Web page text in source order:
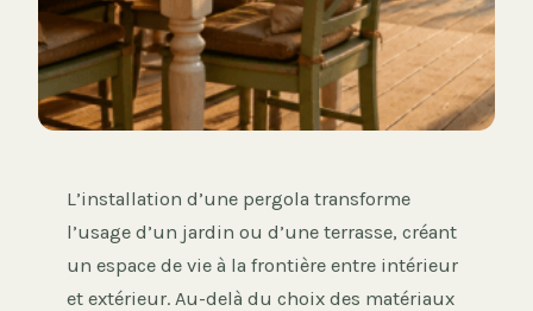
L’installation d’une pergola transforme
l’usage d’un jardin ou d’une terrasse, créant
un espace de vie à la frontière entre intérieur
et extérieur. Au-delà du choix des matériaux